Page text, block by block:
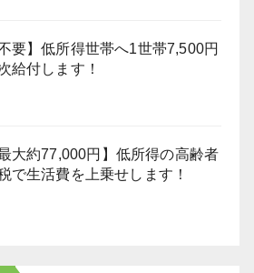
要】低所得世帯へ1世帯7,500円
給付します！
最大約77,000円】低所得の高齢者
で生活費を上乗せします！